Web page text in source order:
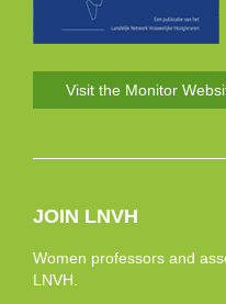
Visit the Monitor
JOIN LNVH
Women professors and
LNVH.